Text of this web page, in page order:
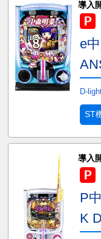
導入
e
D-
ST
導入
P
K